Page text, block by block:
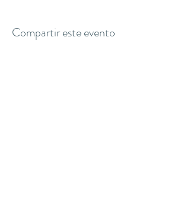
Compartir este evento